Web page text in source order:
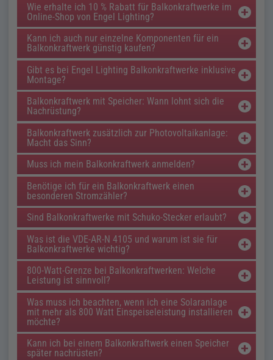
Wie erhalte ich 10 % Rabatt für Balkonkraftwerke im
Online-Shop von Engel Lighting?
Kann ich auch nur einzelne Komponenten für ein
Balkonkraftwerk günstig kaufen?
Gibt es bei Engel Lighting Balkonkraftwerke inklusive
Montage?
Balkonkraftwerk mit Speicher: Wann lohnt sich die
Nachrüstung?
Balkonkraftwerk zusätzlich zur Photovoltaikanlage:
Macht das Sinn?
Muss ich mein Balkonkraftwerk anmelden?
Benötige ich für ein Balkonkraftwerk einen
besonderen Stromzähler?
Sind Balkonkraftwerke mit Schuko-Stecker erlaubt?
Was ist die VDE-AR-N 4105 und warum ist sie für
Balkonkraftwerke wichtig?
800-Watt-Grenze bei Balkonkraftwerken: Welche
Leistung ist sinnvoll?
Was muss ich beachten, wenn ich eine Solaranlage
mit mehr als 800 Watt Einspeiseleistung installieren
möchte?
Kann ich bei einem Balkonkraftwerk einen Speicher
später nachrüsten?